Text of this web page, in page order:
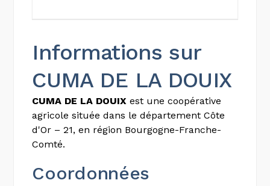
Informations sur
CUMA DE LA DOUIX
CUMA DE LA DOUIX est une coopérative
agricole située dans le département Côte
d'Or – 21, en région Bourgogne-Franche-
Comté.
Coordonnées